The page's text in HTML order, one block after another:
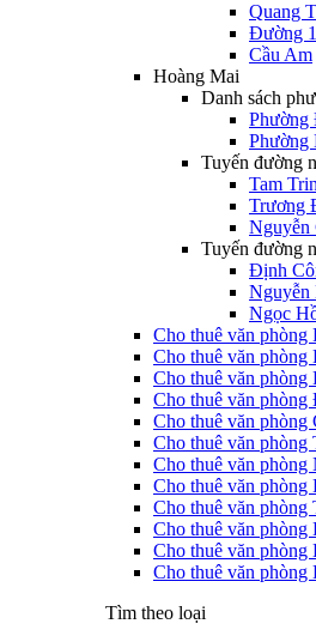
Quang
Đường
Cầu Am
Hoàng Mai
Danh sách
Phường
Phường
Tuyến đường
Tam
Trương
Nguyễn
Tuyến đường
Định
Nguyễn
Ngọc
Cho thuê văn phòng
Cho thuê văn phòng
Cho thuê văn phòng
Cho thuê văn
Cho thuê văn phòng
Cho thuê văn phòng
Cho thuê văn
Cho thuê văn
Cho thuê văn phòng
Cho thuê văn phòng
Cho thuê văn
Cho thuê văn phòng
Tìm theo loại